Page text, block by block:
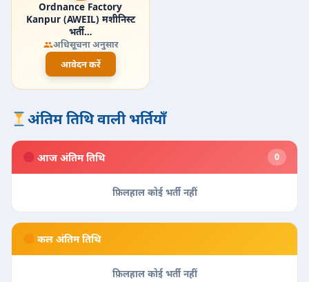
Ordnance Factory
Kanpur (AWEIL) मशीनिस्ट
भर्ती…
अधिसूचना अनुसार
आवेदन करें
अंतिम तिथि वाली भर्तियाँ
आज अंतिम तिथि 0
फ़िलहाल कोई भर्ती नहीं
कल अंतिम तिथि
फ़िलहाल कोई भर्ती नहीं